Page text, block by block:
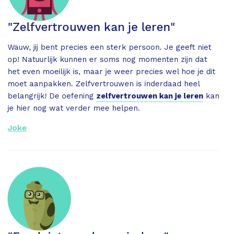
"Zelfvertrouwen kan je leren"
Wauw, jij bent precies een sterk persoon. Je geeft niet
op! Natuurlijk kunnen er soms nog momenten zijn dat
het even moeilijk is, maar je weer precies wel hoe je dit
moet aanpakken. Zelfvertrouwen is inderdaad heel
belangrijk! De oefening zelfvertrouwen kan je leren kan
je hier nog wat verder mee helpen.
Joke